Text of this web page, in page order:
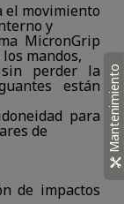
el movimiento
y
MicronGrip
mandos,
sin perder la
están
para
de
de impactos
Mantenimiento